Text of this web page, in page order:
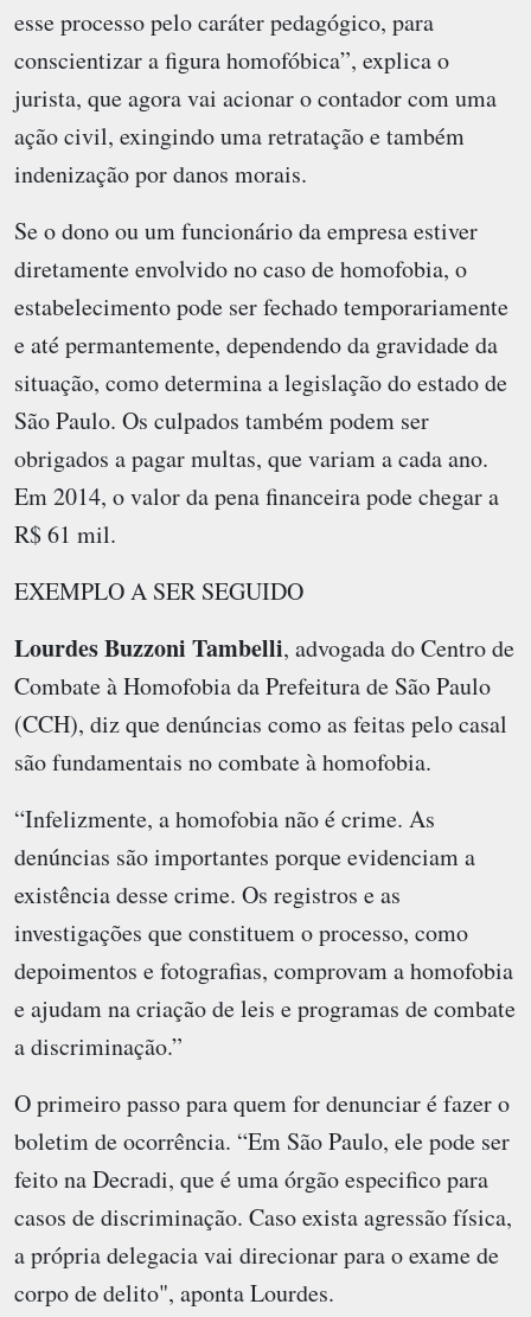
esse processo pelo caráter pedagógico, para
conscientizar a figura homofóbica”, explica o
jurista, que agora vai acionar o contador com uma
ação civil, exingindo uma retratação e também
indenização por danos morais.
Se o dono ou um funcionário da empresa estiver
diretamente envolvido no caso de homofobia, o
estabelecimento pode ser fechado temporariamente
e até permantemente, dependendo da gravidade da
situação, como determina a legislação do estado de
São Paulo. Os culpados também podem ser
obrigados a pagar multas, que variam a cada ano.
Em 2014, o valor da pena financeira pode chegar a
R$ 61 mil.
EXEMPLO A SER SEGUIDO
Lourdes Buzzoni Tambelli, advogada do Centro de
Combate à Homofobia da Prefeitura de São Paulo
(CCH), diz que denúncias como as feitas pelo casal
são fundamentais no combate à homofobia.
“Infelizmente, a homofobia não é crime. As
denúncias são importantes porque evidenciam a
existência desse crime. Os registros e as
investigações que constituem o processo, como
depoimentos e fotografias, comprovam a homofobia
e ajudam na criação de leis e programas de combate
a discriminação.”
O primeiro passo para quem for denunciar é fazer o
boletim de ocorrência. “Em São Paulo, ele pode ser
feito na Decradi, que é uma órgão especifico para
casos de discriminação. Caso exista agressão física,
a própria delegacia vai direcionar para o exame de
corpo de delito", aponta Lourdes.